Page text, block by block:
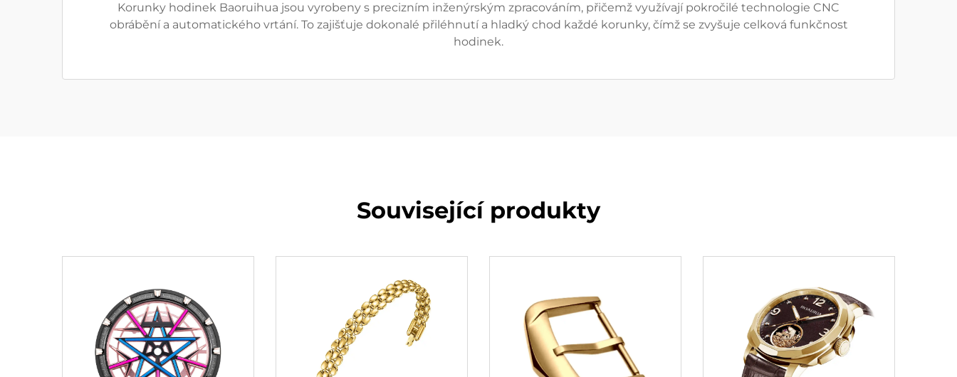
Korunky hodinek Baoruihua jsou vyrobeny s precizním inženýrským zpracováním, přičemž využívají pokročilé technologie CNC
obrábění a automatického vrtání. To zajišťuje dokonalé přiléhnutí a hladký chod každé korunky, čímž se zvyšuje celková funkčnost
hodinek.
Související produkty